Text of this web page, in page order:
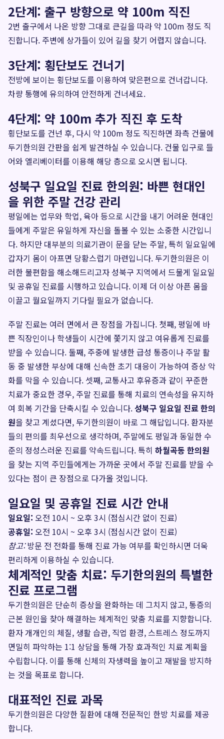
2단계: 출구 방향으로 약 100m 직진
2번 출구에서 나온 방향 그대로 큰길을 따라 약 100m 정도 직
진합니다. 주변에 상가들이 있어 길을 찾기 어렵지 않습니다.
3단계: 횡단보도 건너기
전방에 보이는 횡단보도를 이용하여 맞은편으로 건너갑니다.
차량 통행에 유의하여 안전하게 건너세요.
4단계: 약 100m 추가 직진 후 도착
횡단보도를 건넌 후, 다시 약 100m 정도 직진하면 좌측 건물에
두기한의원 간판을 쉽게 발견하실 수 있습니다. 건물 입구로 들
어와 엘리베이터를 이용해 해당 층으로 오시면 됩니다.
성북구 일요일 진료 한의원: 바쁜 현대인
을 위한 주말 건강 관리
평일에는 업무와 학업, 육아 등으로 시간을 내기 어려운 현대인
들에게 주말은 유일하게 자신을 돌볼 수 있는 소중한 시간입니
다. 하지만 대부분의 의료기관이 문을 닫는 주말, 특히 일요일에
갑자기 몸이 아프면 당황스럽기 마련입니다. 두기한의원은 이
러한 불편함을 해소해드리고자 성북구 지역에서 드물게 일요일
및 공휴일 진료를 시행하고 있습니다. 이제 더 이상 아픈 몸을
이끌고 월요일까지 기다릴 필요가 없습니다.
주말 진료는 여러 면에서 큰 장점을 가집니다. 첫째, 평일에 바
쁜 직장인이나 학생들이 시간에 쫓기지 않고 여유롭게 진료를
받을 수 있습니다. 둘째, 주중에 발생한 급성 통증이나 주말 활
동 중 발생한 부상에 대해 신속한 초기 대응이 가능하여 증상 악
화를 막을 수 있습니다. 셋째, 교통사고 후유증과 같이 꾸준한
치료가 중요한 경우, 주말 진료를 통해 치료의 연속성을 유지하
여 회복 기간을 단축시킬 수 있습니다.성북구 일요일 진료 한의
원을 찾고 계셨다면, 두기한의원이 바로 그 해답입니다. 환자분
들의 편의를 최우선으로 생각하며, 주말에도 평일과 동일한 수
준의 정성스러운 진료를 약속드립니다. 특히 하월곡동 한의원
을 찾는 지역 주민들에게는 가까운 곳에서 주말 진료를 받을 수
있다는 점이 큰 장점으로 다가올 것입니다.
일요일 및 공휴일 진료 시간 안내
일요일: 오전 10시 ~ 오후 3시 (점심시간 없이 진료)
공휴일: 오전 10시 ~ 오후 3시 (점심시간 없이 진료)
참고:방문 전 전화를 통해 진료 가능 여부를 확인하시면 더욱
편리하게 이용하실 수 있습니다.
체계적인 맞춤 치료: 두기한의원의 특별한
진료 프로그램
두기한의원은 단순히 증상을 완화하는 데 그치지 않고, 통증의
근본 원인을 찾아 해결하는 체계적인 맞춤 치료를 지향합니다.
환자 개개인의 체질, 생활 습관, 직업 환경, 스트레스 정도까지
면밀히 파악하는 1:1 상담을 통해 가장 효과적인 치료 계획을
수립합니다. 이를 통해 신체의 자생력을 높이고 재발을 방지하
는 것을 목표로 합니다.
대표적인 진료 과목
두기한의원은 다양한 질환에 대해 전문적인 한방 치료를 제공
합니다.